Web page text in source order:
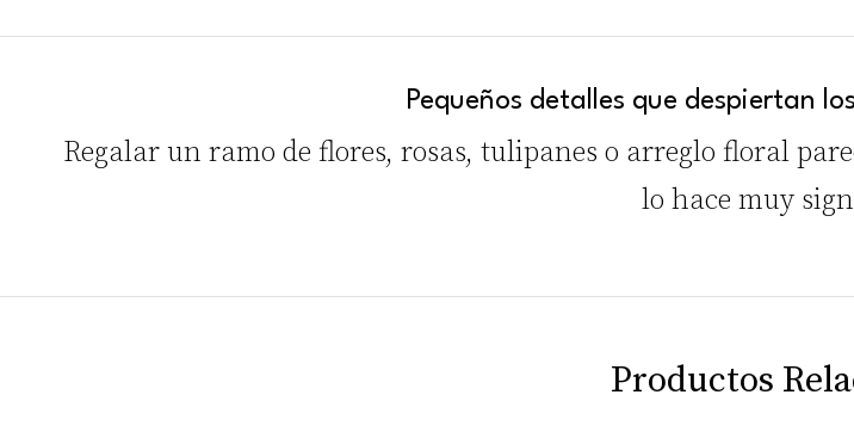
Pequeños detalles que despiertan
Regalar un ramo de flores, rosas, tulipanes o arreglo floral
lo hace muy
Productos